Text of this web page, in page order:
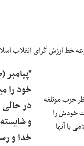
خط ارزش گرای انقلاب
خود را
در
و
خدا و
ریاست جمهوری گفت: نظر حزب موتلفه
خودش را
با آنها